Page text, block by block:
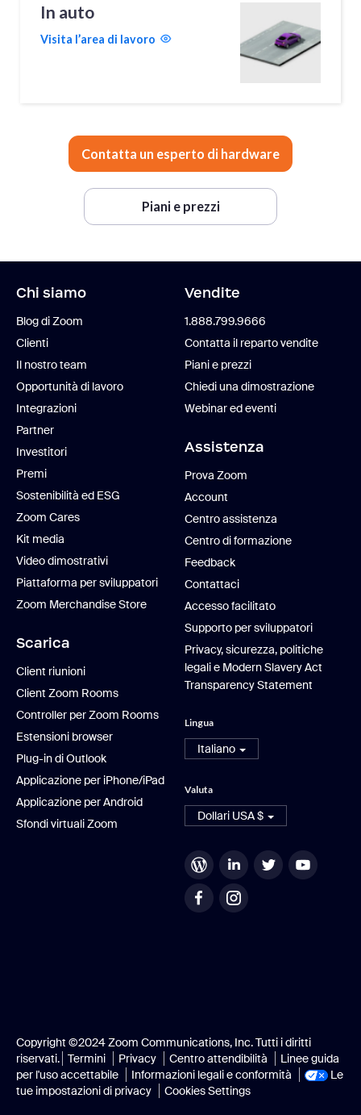
In auto
Visita l’area di lavoro
Contatta un esperto di hardware
Piani e prezzi
Chi siamo
Blog di Zoom
Clienti
Il nostro team
Opportunità di lavoro
Integrazioni
Partner
Investitori
Premi
Sostenibilità ed ESG
Zoom Cares
Kit media
Video dimostrativi
Piattaforma per sviluppatori
Zoom Merchandise Store
Scarica
Client riunioni
Client Zoom Rooms
Controller per Zoom Rooms
Estensioni browser
Plug-in di Outlook
Applicazione per iPhone/iPad
Applicazione per Android
Sfondi virtuali Zoom
Vendite
1.888.799.9666
Contatta il reparto vendite
Piani e prezzi
Chiedi una dimostrazione
Webinar ed eventi
Assistenza
Prova Zoom
Account
Centro assistenza
Centro di formazione
Feedback
Contattaci
Accesso facilitato
Supporto per sviluppatori
Privacy, sicurezza, politiche
legali e Modern Slavery Act
Transparency Statement
Lingua
Italiano
Valuta
Dollari USA $
Copyright ©2024 Zoom Communications, Inc. Tutti i diritti
riservati. Termini Privacy Centro attendibilità
Linee guida
per l'uso accettabile
Informazioni legali e conformità
Le
tue impostazioni di privacy
Cookies Settings